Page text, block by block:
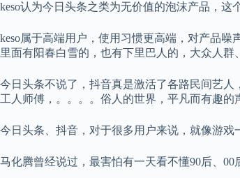
keso认为今日头条之类为无价值的泡沫产品，这
keso属于高端用户，使用习惯更高端，对产品噪
里面有阳春白雪的，也有下里巴人的，大众人群
今日头条不说了，抖音真是激活了各路民间艺
工人师傅，。。。。俗人的世界，平凡而有趣的
今日头条、抖音，对于很多用户来说，就像游戏
马化腾曾经说过，最害怕有一天看不懂90后、